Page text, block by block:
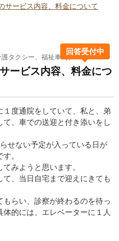
サービス内容、料金について
タクシー、福祉車両）
回答受付中
ービス内容、料金につ
度通院をしていて、私と、弟
、車での送迎と付き添いをし
せない予定が入っている日が
。
みようと思います。
、当日自宅まで迎えにきても
もらい、診察が終わるのを待っ
的には、エレベーターに１人